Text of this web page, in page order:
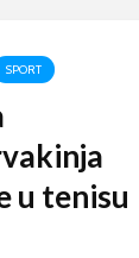
SPORT
u tenisu